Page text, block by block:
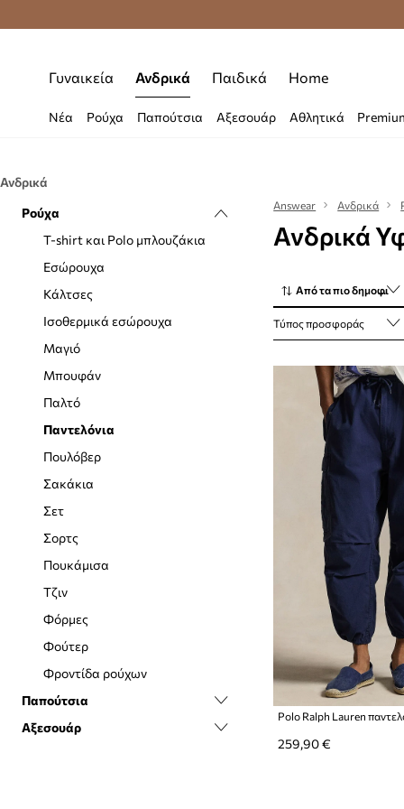
Δωρεάν
Γυναικεία Ανδρικά Παιδικά Home
Νέα Ρούχα Παπούτσια Αξεσουάρ Αθλητικά
Ανδρικά
Ρούχα
T-shirt και Polo μπλουζάκια
Εσώρουχα
Κάλτσες
Ισοθερμικά εσώρουχα
Μαγιό
Μπουφάν
Παλτό
Παντελόνια
Πουλόβερ
Σακάκια
Σετ
Σορτς
Πουκάμισα
Τζιν
Φόρμες
Φούτερ
Φροντίδα ρούχων
Παπούτσια
Sneakers
Αξεσουάρ
Answear Ανδρικά
Ανδρικά
Από τα πιο δημοφιλή
Τύπος προσφοράς
259,90 €